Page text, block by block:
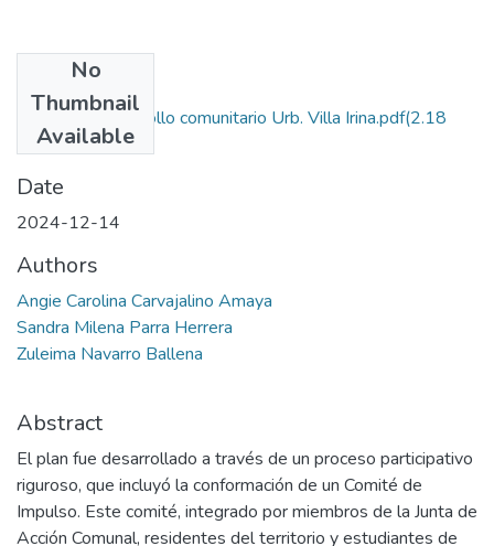
No
Thumbnail
Available
2. Plan de desarrollo comunitario Urb. Villa Irina.pdf(2.18
MB)
Date
2024-12-14
Authors
Angie Carolina Carvajalino Amaya
Sandra Milena Parra Herrera
Zuleima Navarro Ballena
Abstract
El plan fue desarrollado a través de un proceso participativo
riguroso, que incluyó la conformación de un Comité de
Impulso. Este comité, integrado por miembros de la Junta de
Acción Comunal, residentes del territorio y estudiantes de